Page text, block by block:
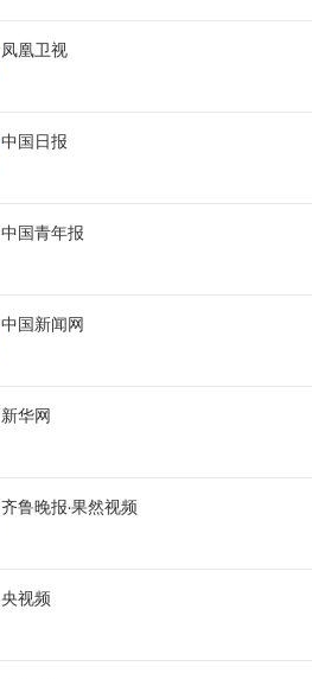
凤凰卫视
中国日报
中国青年报
中国新闻网
新华网
齐鲁晚报·果然视频
央视频